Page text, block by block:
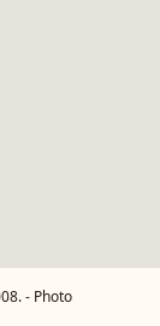
- Photo